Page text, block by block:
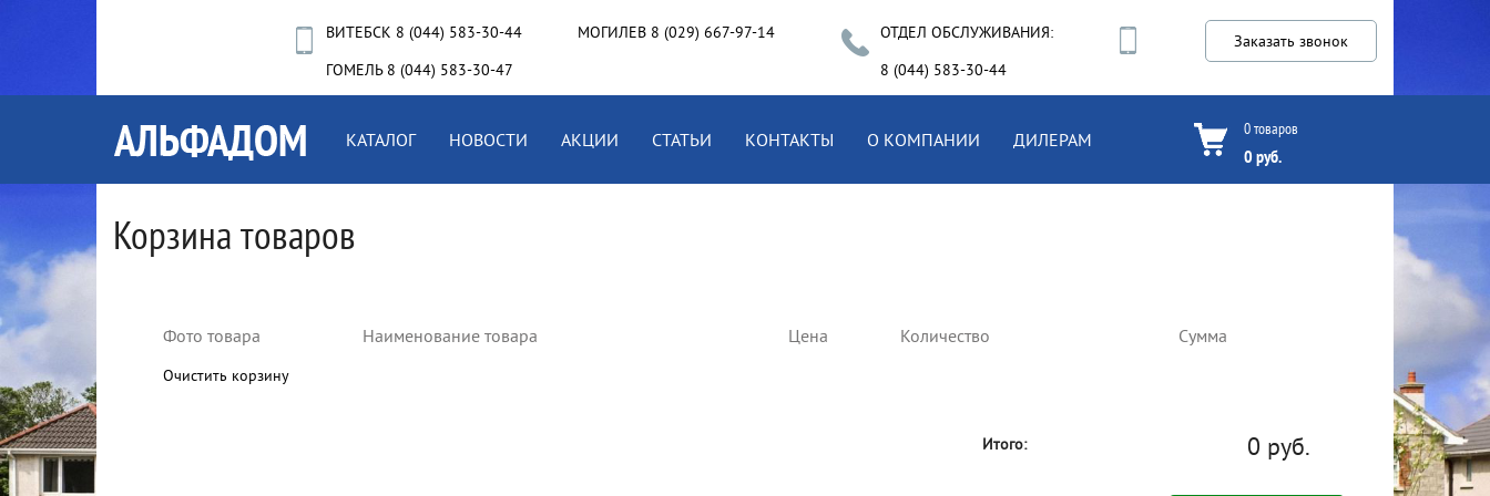
Заказать звонок
ОТДЕЛ ОБСЛУЖИВАНИЯ:
8 (044) 583-30-44
МОГИЛЕВ 8 (029) 667-97-14
ВИТЕБСК 8 (044) 583-30-44
ГОМЕЛЬ 8 (044) 583-30-47
КАТАЛОГ НОВОСТИ АКЦИИ СТАТЬИ КОНТАКТЫ О КОМПАНИИ ДИЛЕРАМ
0 товаров
0 руб.
Корзина товаров
Фото товара Наименование товара Цена Количество Сумма
Очистить корзину
Итого: 0 руб.